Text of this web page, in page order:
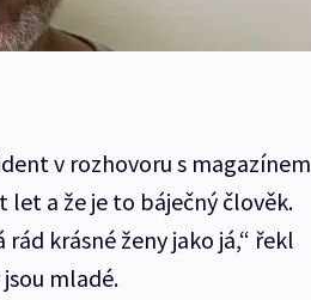
v rozhovoru s magazínem
let a že je to báječný člověk.
krásné ženy jako já,“ řekl
mladé.